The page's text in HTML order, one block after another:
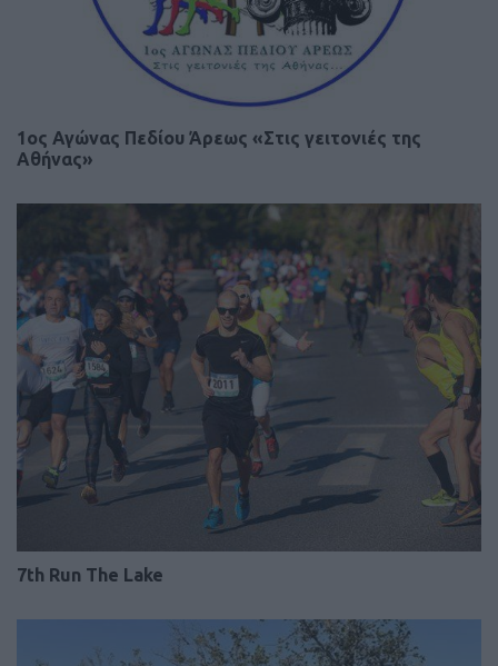
1ος Αγώνας Πεδίου Άρεως «Στις γειτονιές της
Αθήνας»
7th Run The Lake